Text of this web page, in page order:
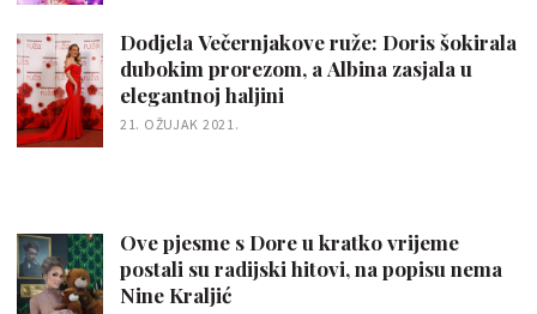
Dodjela Večernjakove ruže: Doris šokirala
dubokim prorezom, a Albina zasjala u
elegantnoj haljini
21. OŽUJAK 2021.
Ove pjesme s Dore u kratko vrijeme
postali su radijski hitovi, na popisu nema
Nine Kraljić